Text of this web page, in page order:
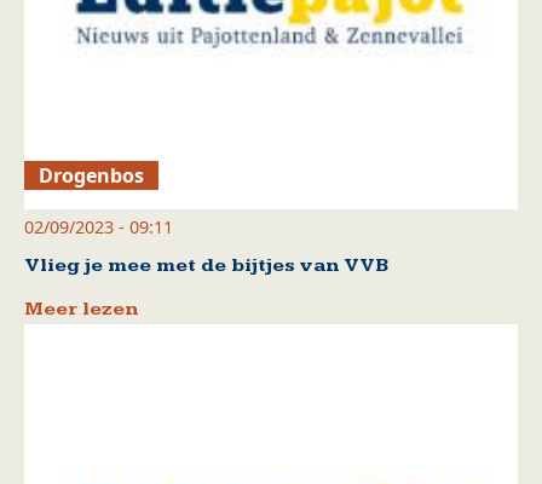
Drogenbos
02/09/2023 - 09:11
Vlieg je mee met de bijtjes van VVB
Meer lezen